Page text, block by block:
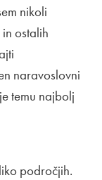
nikoli
ostalih
naravoslovni
temu najbolj
področjih.